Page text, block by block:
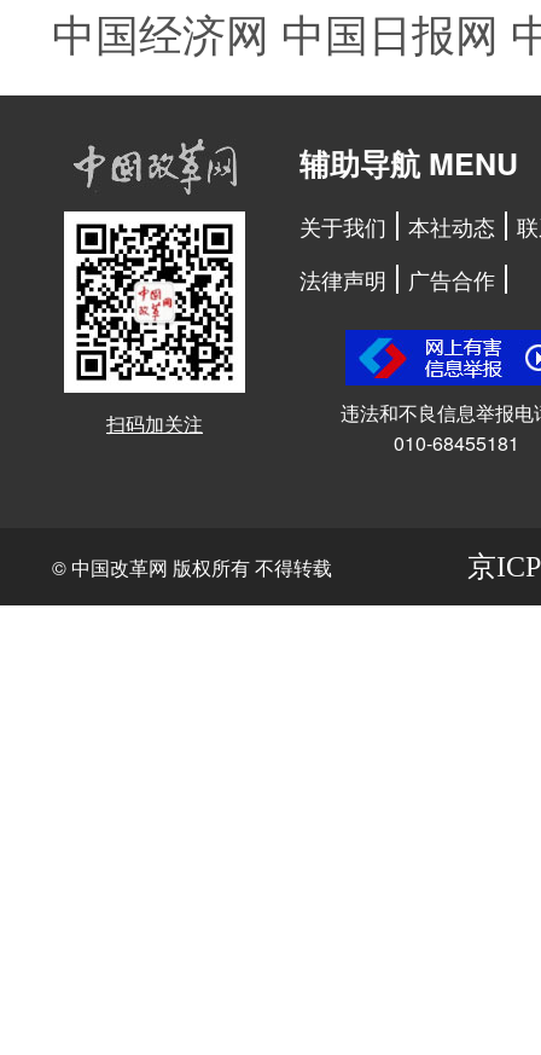
中国经济网 中国日报网
扫码加关注
辅助导航 MENU
关于我们 本社动态
法律声明
广告合作
违法和不良信息举报电
010-68455181
© 中国改革网 版权所有 不得转载 京